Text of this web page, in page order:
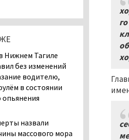
го
подвергся
БПЛА, восемь из
сбиты, три
спасатели
заблудившемуся
мужчине найти
Нижнем Тагиле
без изменений
водителю,
в состоянии
опьянения
назвали
массового мора